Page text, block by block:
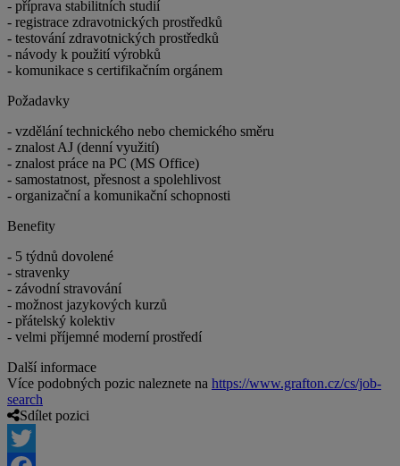
- příprava stabilitních studií
- registrace zdravotnických prostředků
- testování zdravotnických prostředků
- návody k použití výrobků
- komunikace s certifikačním orgánem
Požadavky
- vzdělání technického nebo chemického směru
- znalost AJ (denní využití)
- znalost práce na PC (MS Office)
- samostatnost, přesnost a spolehlivost
- organizační a komunikační schopnosti
Benefity
- 5 týdnů dovolené
- stravenky
- závodní stravování
- možnost jazykových kurzů
- přátelský kolektiv
- velmi příjemné moderní prostředí
Další informace
Více podobných pozic naleznete na https://www.grafton.cz/cs/job-
search
Sdílet pozici